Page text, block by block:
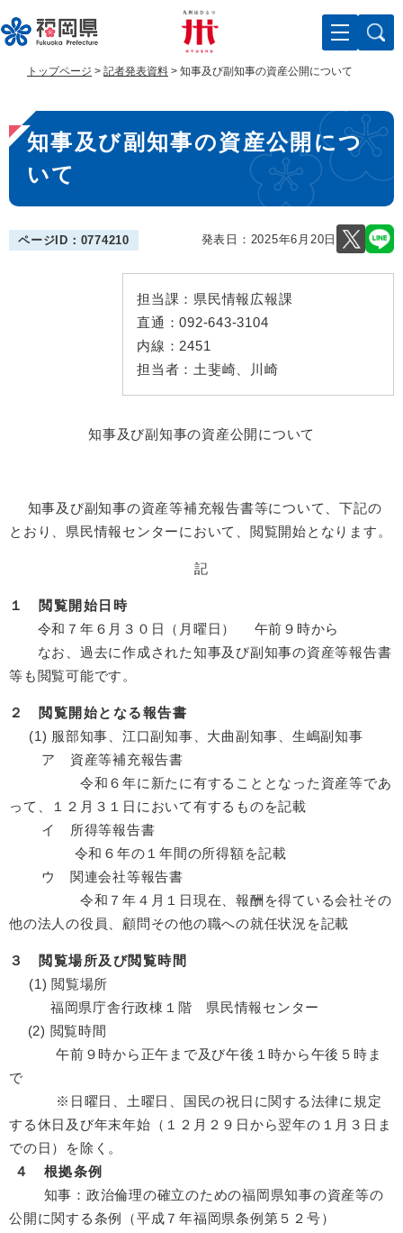
ー
ジ
で
す
ニ
ュ
ば
し
文
トップページ > 記者発表資料 > 知事及び副知事の資産公開について
本
文
知事及び副知事の資産公開につ
いて
ページID：0774210 発表日： 2025年6月20日
担当課： 県民情報広報課
直通：092-643-3104
内線： 2451
担当者： 土斐崎、川崎
知事及び副知事の資産公開について
知事及び副知事の資産等補充報告書等について、下記の
とおり、県民情報センターにおいて、閲覧開始となります。
記
１ 閲覧開始日時
令和７年６月３０日（月曜日） 午前９時から
なお、過去に作成された知事及び副知事の資産等報告書
等も閲覧可能です。
２ 閲覧開始となる報告書
(1) 服部知事、江口副知事、大曲副知事、生嶋副知事
ア 資産等補充報告書
令和６年に新たに有することとなった資産等であ
って、１２月３１日において有するものを記載
イ 所得等報告書
令和６年の１年間の所得額を記載
ウ 関連会社等報告書
令和７年４月１日現在、報酬を得ている会社その
他の法人の役員、顧問その他の職への就任状況を記載
３ 閲覧場所及び閲覧時間
(1) 閲覧場所
福岡県庁舎行政棟１階 県民情報センター
(2) 閲覧時間
午前９時から正午まで及び午後１時から午後５時ま
で
※日曜日、土曜日、国民の祝日に関する法律に規定
する休日及び年末年始（１２月２９日から翌年の１月３日ま
での日）を除く。
４ 根拠条例
知事：政治倫理の確立のための福岡県知事の資産等の
公開に関する条例（平成７年福岡県条例第５２号）